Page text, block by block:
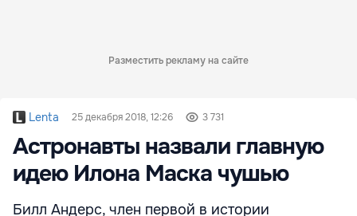
Разместить рекламу на сайте
Lenta 25 декабря 2018, 12:26 3 731
Астронавты назвали главную
идею Илона Маска чушью
Билл Андерс, член первой в истории